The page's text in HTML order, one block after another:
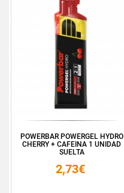
POWERBAR POWERGEL HYDRO
CHERRY + CAFEINA 1 UNIDAD
SUELTA
2,73€